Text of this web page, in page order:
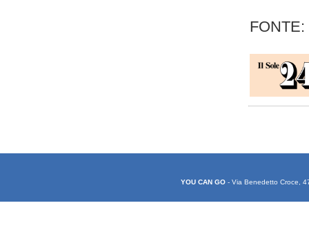
FONTE:
YOU CAN GO - Via Benedetto Croce,